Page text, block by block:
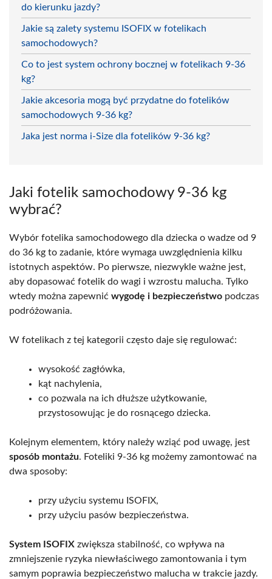
do kierunku jazdy?
Jakie są zalety systemu ISOFIX w fotelikach
samochodowych?
Co to jest system ochrony bocznej w fotelikach 9-36
kg?
Jakie akcesoria mogą być przydatne do fotelików
samochodowych 9-36 kg?
Jaka jest norma i-Size dla fotelików 9-36 kg?
Jaki fotelik samochodowy 9-36 kg
wybrać?
Wybór fotelika samochodowego dla dziecka o wadze od 9
do 36 kg to zadanie, które wymaga uwzględnienia kilku
istotnych aspektów. Po pierwsze, niezwykle ważne jest,
aby dopasować fotelik do wagi i wzrostu malucha. Tylko
wtedy można zapewnić wygodę i bezpieczeństwo podczas
podróżowania.
W fotelikach z tej kategorii często daje się regulować:
wysokość zagłówka,
kąt nachylenia,
co pozwala na ich dłuższe użytkowanie,
przystosowując je do rosnącego dziecka.
Kolejnym elementem, który należy wziąć pod uwagę, jest
sposób montażu. Foteliki 9-36 kg możemy zamontować na
dwa sposoby:
przy użyciu systemu ISOFIX,
przy użyciu pasów bezpieczeństwa.
System ISOFIX zwiększa stabilność, co wpływa na
zmniejszenie ryzyka niewłaściwego zamontowania i tym
samym poprawia bezpieczeństwo malucha w trakcie jazdy.